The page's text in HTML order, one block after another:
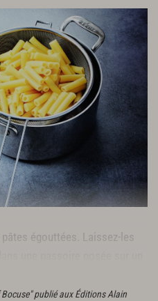
égouttées. Laissez-les
publié aux Éditions Alain